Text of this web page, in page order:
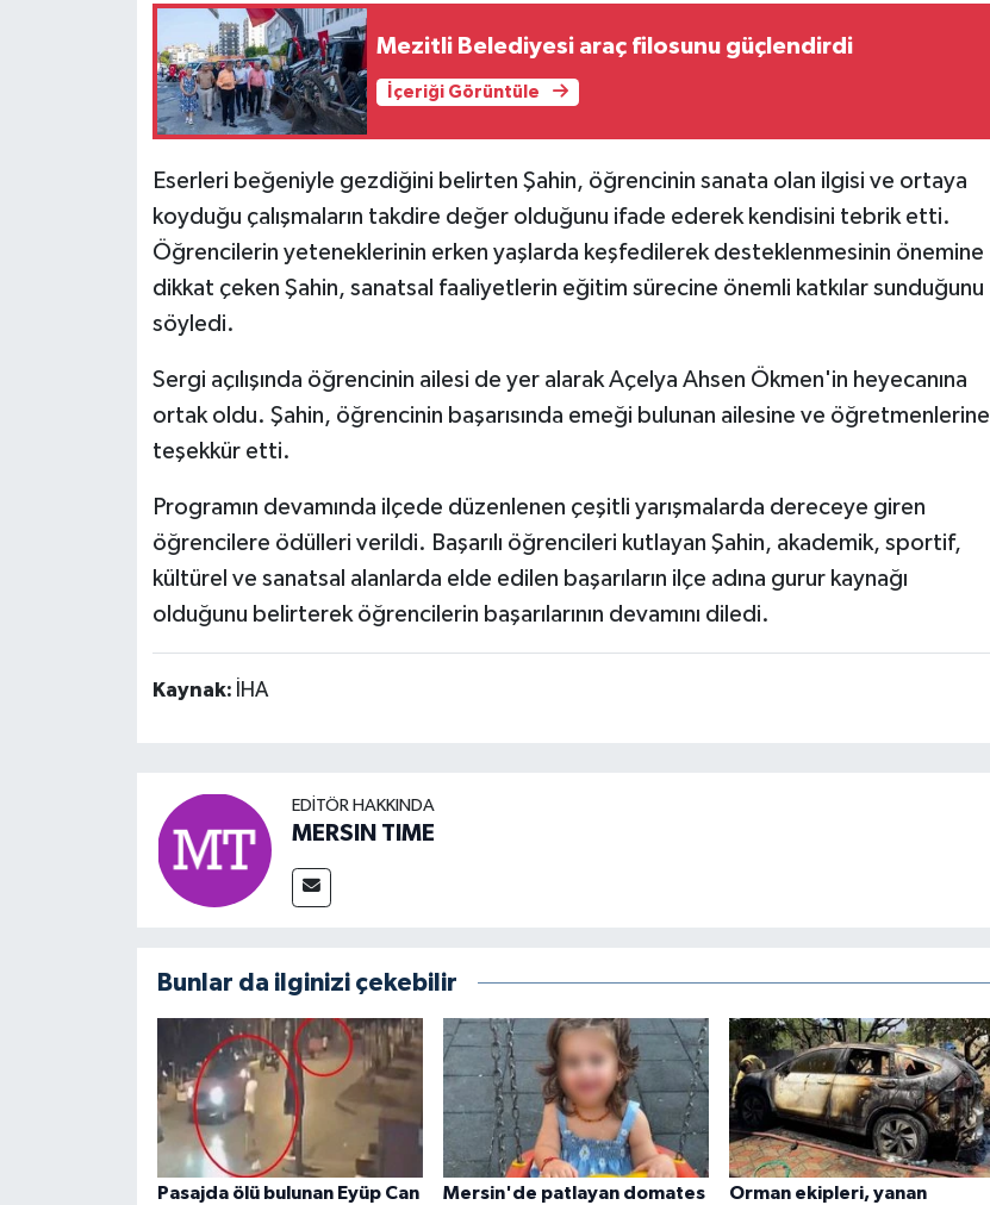
Mezitli Belediyesi araç filosunu güçlendirdi
İçeriği Görüntüle
Eserleri beğeniyle gezdiğini belirten Şahin, öğrencinin sanata olan ilgisi ve ortaya
koyduğu çalışmaların takdire değer olduğunu ifade ederek kendisini tebrik etti.
Öğrencilerin yeteneklerinin erken yaşlarda keşfedilerek desteklenmesinin önemine
dikkat çeken Şahin, sanatsal faaliyetlerin eğitim sürecine önemli katkılar sunduğunu
söyledi.
Sergi açılışında öğrencinin ailesi de yer alarak Açelya Ahsen Ökmen'in heyecanına
ortak oldu. Şahin, öğrencinin başarısında emeği bulunan ailesine ve öğretmenlerine
teşekkür etti.
Programın devamında ilçede düzenlenen çeşitli yarışmalarda dereceye giren
öğrencilere ödülleri verildi. Başarılı öğrencileri kutlayan Şahin, akademik, sportif,
kültürel ve sanatsal alanlarda elde edilen başarıların ilçe adına gurur kaynağı
olduğunu belirterek öğrencilerin başarılarının devamını diledi.
Kaynak: İHA
EDITÖR HAKKINDA
MERSIN TIME
Bunlar da ilginizi çekebilir
Pasajda ölü bulunan Eyüp Can
Mersin'de patlayan domates
Orman ekipleri, yanan